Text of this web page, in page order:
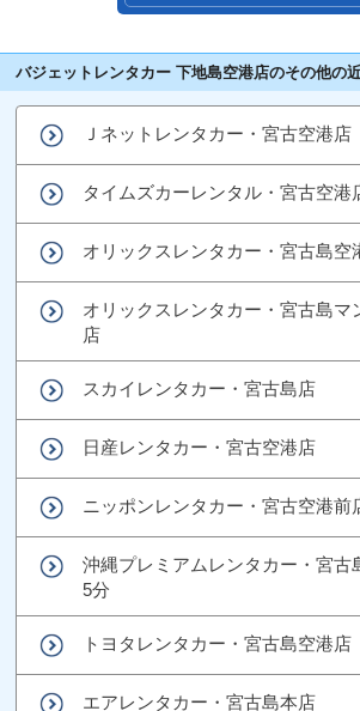
バジェットレンタカー 下地島空港店のその他の
Ｊネットレンタカー・宮古空港店
タイムズカーレンタル・宮古空港
オリックスレンタカー・宮古島空
オリックスレンタカー・宮古島マ
店
スカイレンタカー・宮古島店
日産レンタカー・宮古空港店
ニッポンレンタカー・宮古空港前
沖縄プレミアムレンタカー・宮
5分
トヨタレンタカー・宮古島空港店
エアレンタカー・宮古島本店